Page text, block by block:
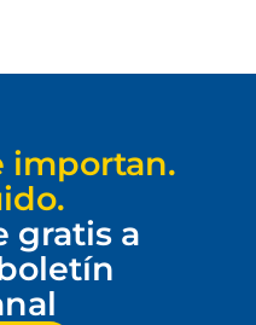
importan.
gratis a